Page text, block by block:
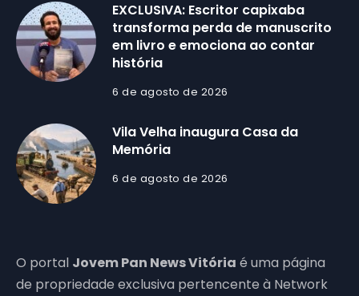
EXCLUSIVA: Escritor capixaba
transforma perda de manuscrito
em livro e emociona ao contar
história
6 de agosto de 2026
Vila Velha inaugura Casa da
Memória
6 de agosto de 2026
O portal Jovem Pan News Vitória é uma página
de propriedade exclusiva pertencente à Network